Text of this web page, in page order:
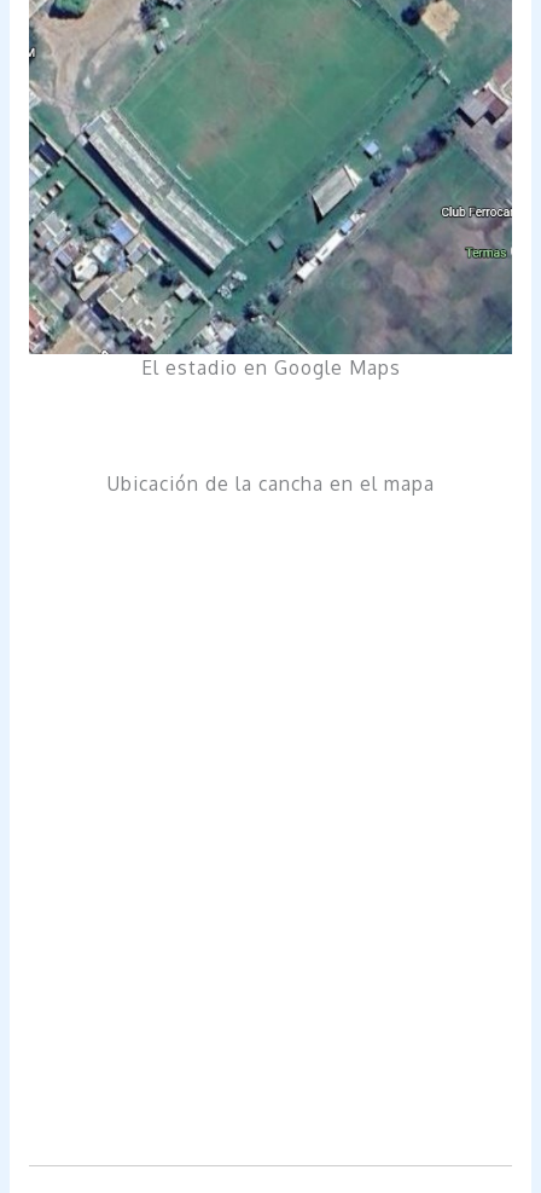
El estadio en Google Maps
Ubicación de la cancha en el mapa